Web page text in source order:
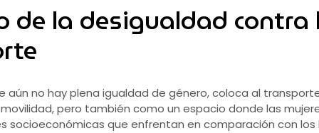
de la desigualdad
aún no hay plena igualdad de género, coloca al
pero también como un espacio donde las
socioeconómicas que enfrentan en comparación con los